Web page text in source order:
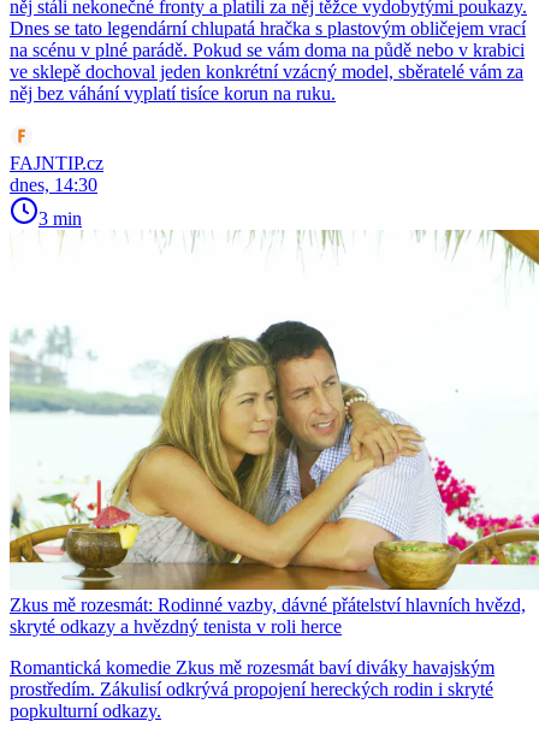
něj stáli nekonečné fronty a platili za něj těžce vydobytými poukazy.
Dnes se tato legendární chlupatá hračka s plastovým obličejem vrací
na scénu v plné parádě. Pokud se vám doma na půdě nebo v krabici
ve sklepě dochoval jeden konkrétní vzácný model, sběratelé vám za
něj bez váhání vyplatí tisíce korun na ruku.
FAJNTIP.cz
dnes, 14:30
3 min
Zkus mě rozesmát: Rodinné vazby, dávné přátelství hlavních hvězd,
skryté odkazy a hvězdný tenista v roli herce
Romantická komedie Zkus mě rozesmát baví diváky havajským
prostředím. Zákulisí odkrývá propojení hereckých rodin i skryté
popkulturní odkazy.